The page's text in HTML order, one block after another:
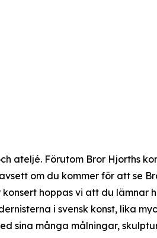
ateljé. Förutom Bror Hjorths
om du kommer för att se
hoppas vi att du lämnar
i svensk konst, lika
sina många målningar,